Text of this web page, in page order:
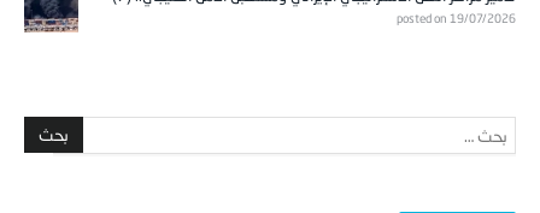
posted on 19/07/2026